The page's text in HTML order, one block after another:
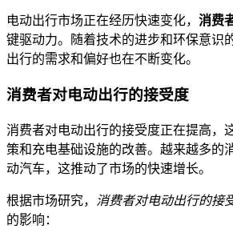
电动出行市场正在经历快速变化， 消费
键驱动力。随着技术的进步和环保意识
出行的需求和偏好也在不断变化。
消费者对电动出行的接受度
消费者对电动出行的接受度正在提高，
策和充电基础设施的改善。越来越多的
动汽车，这推动了市场的快速增长。
根据市场研究， 消费者对电动出行的接
的影响：